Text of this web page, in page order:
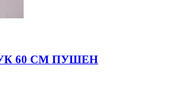
60 СМ ПУШЕН